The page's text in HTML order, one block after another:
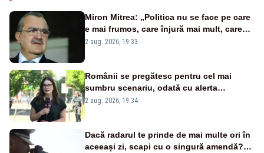
Miron Mitrea: „Politica nu se face pe care
e mai frumos, care înjură mai mult, care
țipă mai tare, ci pe proiecte”
2 aug. 2026, 19:33
Românii se pregătesc pentru cel mai
sumbru scenariu, odată cu alerta
energetică
2 aug. 2026, 19:34
Dacă radarul te prinde de mai multe ori în
aceeași zi, scapi cu o singură amendă?